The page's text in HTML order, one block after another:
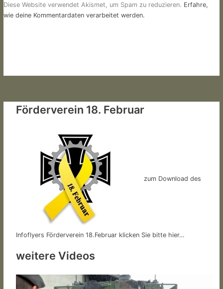
Diese Website verwendet Akismet, um Spam zu reduzieren. Erfahre,
wie deine Kommentardaten verarbeitet werden.
Förderverein 18. Februar
zum Download des
Infoflyers Förderverein 18.Februar klicken Sie bitte hier…
weitere Videos